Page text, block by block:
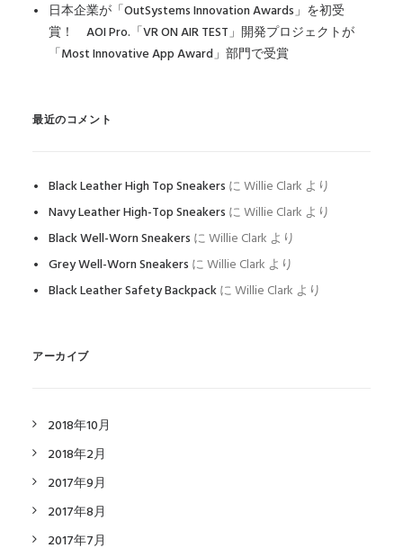
日本企業が「OutSystems Innovation Awards」を初受
賞！ AOI Pro.「VR ON AIR TEST」開発プロジェクトが
「Most Innovative App Award」部門で受賞
最近のコメント
Black Leather High Top Sneakers にWillie Clark より
Navy Leather High-Top Sneakers にWillie Clark より
Black Well-Worn Sneakers にWillie Clark より
Grey Well-Worn Sneakers にWillie Clark より
Black Leather Safety BackpackにWillie Clark より
アーカイブ
2018年10月
2018年2月
2017年9月
2017年8月
2017年7月